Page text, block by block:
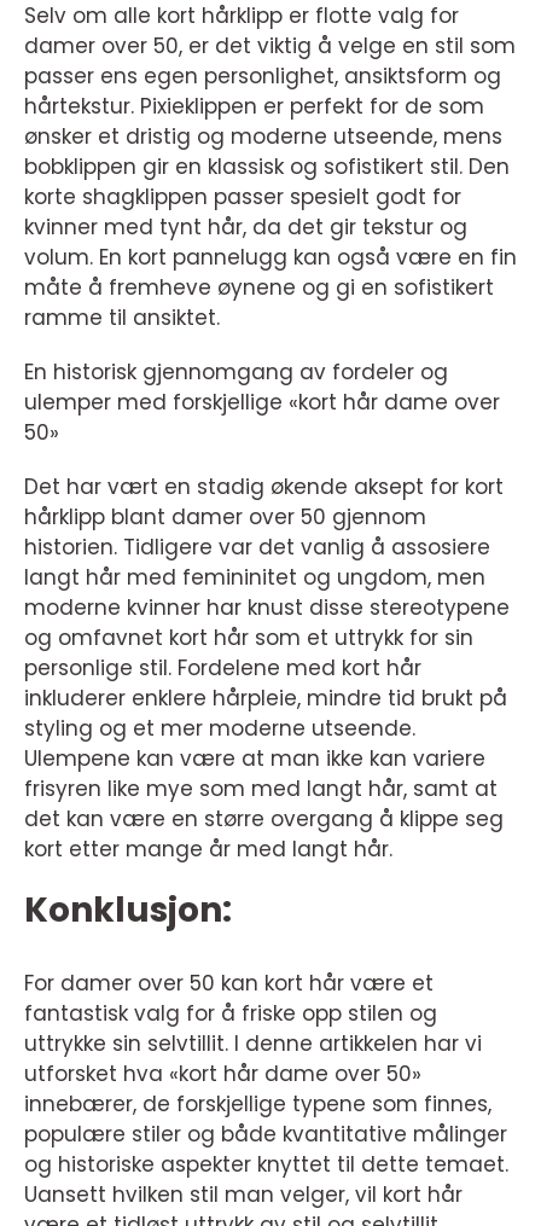
Selv om alle kort hårklipp er flotte valg for
damer over 50, er det viktig å velge en stil som
passer ens egen personlighet, ansiktsform og
hårtekstur. Pixieklippen er perfekt for de som
ønsker et dristig og moderne utseende, mens
bobklippen gir en klassisk og sofistikert stil. Den
korte shagklippen passer spesielt godt for
kvinner med tynt hår, da det gir tekstur og
volum. En kort pannelugg kan også være en fin
måte å fremheve øynene og gi en sofistikert
ramme til ansiktet.
En historisk gjennomgang av fordeler og
ulemper med forskjellige «kort hår dame over
50»
Det har vært en stadig økende aksept for kort
hårklipp blant damer over 50 gjennom
historien. Tidligere var det vanlig å assosiere
langt hår med femininitet og ungdom, men
moderne kvinner har knust disse stereotypene
og omfavnet kort hår som et uttrykk for sin
personlige stil. Fordelene med kort hår
inkluderer enklere hårpleie, mindre tid brukt på
styling og et mer moderne utseende.
Ulempene kan være at man ikke kan variere
frisyren like mye som med langt hår, samt at
det kan være en større overgang å klippe seg
kort etter mange år med langt hår.
Konklusjon:
For damer over 50 kan kort hår være et
fantastisk valg for å friske opp stilen og
uttrykke sin selvtillit. I denne artikkelen har vi
utforsket hva «kort hår dame over 50»
innebærer, de forskjellige typene som finnes,
populære stiler og både kvantitative målinger
og historiske aspekter knyttet til dette temaet.
Uansett hvilken stil man velger, vil kort hår